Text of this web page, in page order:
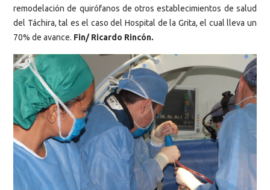
remodelación de quirófanos de otros establecimientos de salud
del Táchira, tal es el caso del Hospital de la Grita, el cual lleva un
70% de avance. Fin/ Ricardo Rincón.